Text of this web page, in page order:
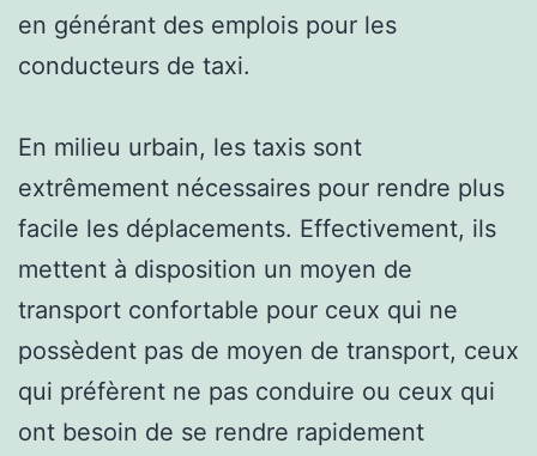
en générant des emplois pour les
conducteurs de taxi.
En milieu urbain, les taxis sont
extrêmement nécessaires pour rendre plus
facile les déplacements. Effectivement, ils
mettent à disposition un moyen de
transport confortable pour ceux qui ne
possèdent pas de moyen de transport, ceux
qui préfèrent ne pas conduire ou ceux qui
ont besoin de se rendre rapidement